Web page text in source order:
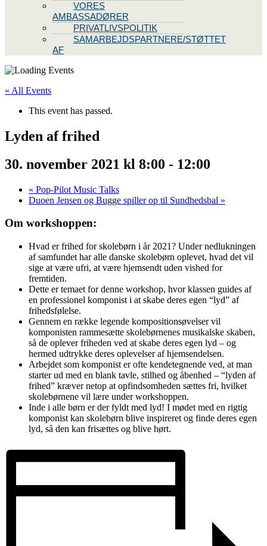
VORES
AMBASSADØRER
PRIVATLIVSPOLITIK
SAMARBEJDSPARTNERE/STØTTET
AF
« All Events
This event has passed.
Lyden af frihed
30. november 2021 kl 8:00 - 12:00
« Pop-Pilot Music Talks
Duoen Jensen og Bugge spiller op til Sundhedsbal »
Om workshoppen:
Hvad er frihed for skolebørn i år 2021? Under nedlukningen
af samfundet har alle danske skolebørn oplevet, hvad det vil
sige at være ufri, at være hjemsendt uden vished for
fremtiden.
Dette er temaet for denne workshop, hvor klassen guides af
en professionel komponist i at skabe deres egen “lyd” af
frihedsfølelse.
Gennem en række legende kompositionsøvelser vil
komponisten rammesætte skolebørnenes musikalske skaben,
så de oplever friheden ved at skabe deres egen lyd – og
hermed udtrykke deres oplevelser af hjemsendelsen.
Arbejdet som komponist er ofte kendetegnende ved, at man
starter ud med en blank tavle, stilhed og åbenhed – “lyden af
frihed” kræver netop at opfindsomheden sættes fri, hvilket
skolebørnene vil lære under workshoppen.
Inde i alle børn er der fyldt med lyd! I mødet med en rigtig
komponist kan skolebørn blive inspireret og finde deres egen
lyd, så den kan frisættes og blive hørt.